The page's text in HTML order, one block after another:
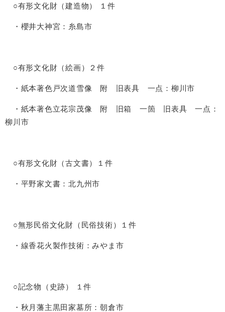
○有形文化財（建造物） １件
・櫻井大神宮：糸島市
○有形文化財（絵画）２件
・紙本著色戸次道雪像 附 旧表具 一点：柳川市
・紙本著色立花宗茂像 附 旧箱 一箇 旧表具 一点：
柳川市
○有形文化財（古文書）１件
・平野家文書：北九州市
○無形民俗文化財（民俗技術）１件
・線香花火製作技術：みやま市
○記念物（史跡） １件
・秋月藩主黒田家墓所：朝倉市